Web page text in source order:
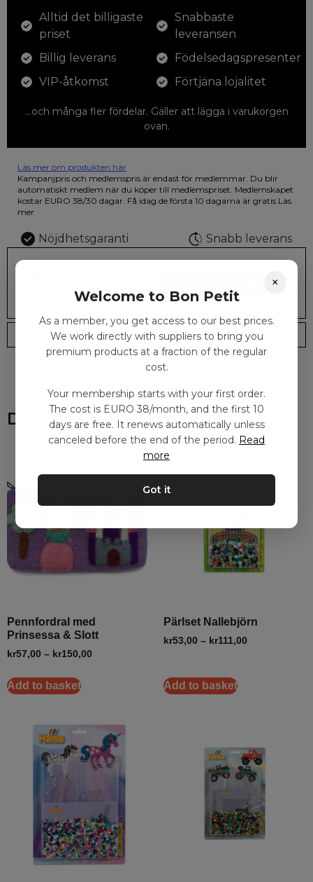
Alltid det billigaste
priset
Billig leverans
VIP-åtkomst
Snabbaste
leveransen
Födelsedagspresenter
Förtjäna lojalitet
...och många fler fördelar. Gäller att lägga i varukorgen
ovan.
Läs mer om produkten här
12 färgpennor som du kan färglägga dina teckningar med. På
illustrationen på den vackra askan finns fjärilar i vilda fluorescerande
färger.
Kampanjpris och medlemspris är endast för medlemmar. Du blir
automatiskt medlem när du köper till medlemspriset. Medlemskapet
kostar EURO 38/30 dagar. Få idag de första 10 dagarna är gratis Läs
mer
Nöjdhetsgaranti Snabb leverans
749.00
Leveranstid: 2-10 dagar Frakt EURO 4
Du kanske också gillar
Pennfordral med
Prinsessa & Slott
kr57,00 – kr150,00
Add to basket
Pärlset Nallebjörn
kr53,00 – kr111,00
Add to basket
×
Welcome to Bon Petit
As a member, you get access to our best prices.
We work directly with suppliers to bring you
premium products at a fraction of the regular
cost.
Your membership starts with your first order.
The cost is EURO 38/month, and the first 10
days are free. It renews automatically unless
canceled before the end of the period. Read
more
Got it